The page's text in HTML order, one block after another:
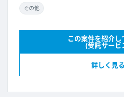
その他
詳しく見る
この案件を紹介し
(受託サービ